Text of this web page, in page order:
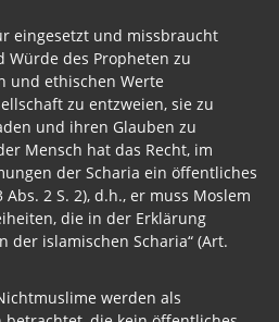
eingesetzt und missbraucht
des Propheten zu
und ethischen Werte
zu entzweien, sie zu
und ihren Glauben zu
Mensch hat das Recht, im
der Scharia ein öffentliches
2 S. 2), d.h., er muss Moslem
die in der Erklärung
islamischen Scharia“ (Art.
werden als
die kein öffentliches